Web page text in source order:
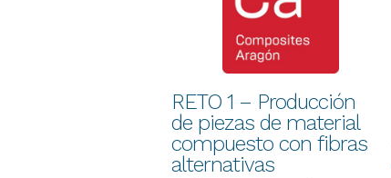
RETO 1 – Producción
de piezas de material
compuesto con fibras
alternativas